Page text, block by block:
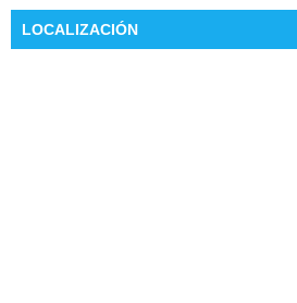
LOCALIZACIÓN